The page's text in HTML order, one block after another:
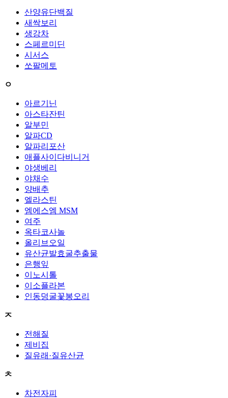
산양유단백질
새싹보리
생강차
스페르미딘
시서스
쏘팔메토
ㅇ
아르기닌
아스타잔틴
알부민
알파CD
알파리포산
애플사이다비니거
야생베리
야채수
양배추
엘라스틴
엠에스엠 MSM
여주
옥타코사놀
올리브오일
유산균발효굴추출물
은행잎
이노시톨
이소플라본
인동덩굴꽃봉오리
ㅈ
전해질
제비집
질유래·질유산균
ㅊ
차전자피